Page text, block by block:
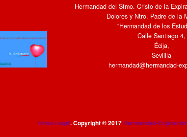
Hermandad del Stmo. Cristo de la
Dolores y Ntro. Padre de la
"Hermandad de los
Calle Santiago 4,
Écija,
Sevillla
hermandad@hermandad-
Aviso Legal. Copyright © 2017 Hermandad-